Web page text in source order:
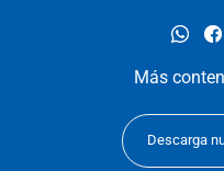
Más
Descarga